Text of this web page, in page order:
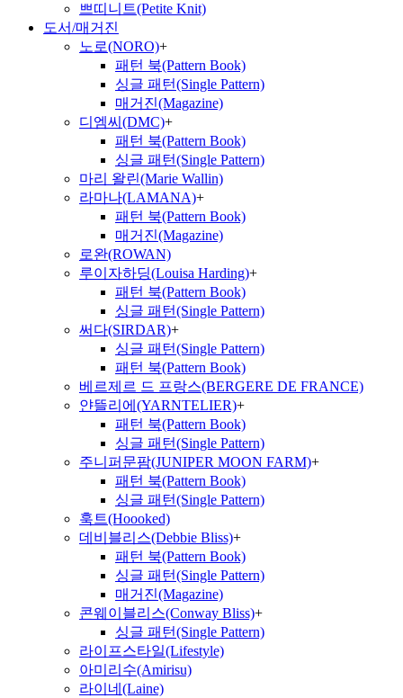
쁘띠니트(Petite Knit)
도서/매거진
노로(NORO)+
패턴 북(Pattern Book)
싱글 패턴(Single Pattern)
매거진(Magazine)
디엠씨(DMC)+
패턴 북(Pattern Book)
싱글 패턴(Single Pattern)
마리 왈린(Marie Wallin)
라마나(LAMANA)+
패턴 북(Pattern Book)
매거진(Magazine)
로완(ROWAN)
루이자하딩(Louisa Harding)+
패턴 북(Pattern Book)
싱글 패턴(Single Pattern)
써다(SIRDAR)+
싱글 패턴(Single Pattern)
패턴 북(Pattern Book)
베르제르 드 프랑스(BERGERE DE FRANCE)
얀뜰리에(YARNTELIER)+
패턴 북(Pattern Book)
싱글 패턴(Single Pattern)
주니퍼문팜(JUNIPER MOON FARM)+
패턴 북(Pattern Book)
싱글 패턴(Single Pattern)
훅트(Hoooked)
데비블리스(Debbie Bliss)+
패턴 북(Pattern Book)
싱글 패턴(Single Pattern)
매거진(Magazine)
콘웨이블리스(Conway Bliss)+
싱글 패턴(Single Pattern)
라이프스타일(Lifestyle)
아미리수(Amirisu)
라이네(Laine)